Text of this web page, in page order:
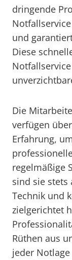
dringende
und
Diese
Die
verfügen
Erfahrung,
regelmäßige
sind sie stets
Technik und
zielgerichtet
Rüthen aus
jeder